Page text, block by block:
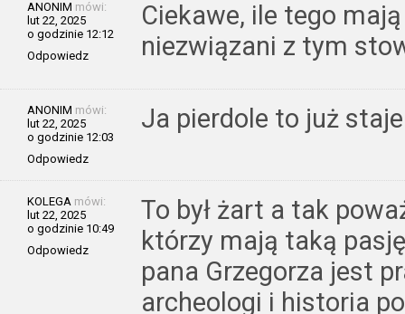
ANONIM mówi:
lut 22, 2025
o godzinie 12:12
Odpowiedz
Ciekawe, ile tego
niezwiązani z tym
ANONIM mówi:
lut 22, 2025
o godzinie 12:03
Odpowiedz
Ja pierdole to już
KOLEGA mówi:
lut 22, 2025
o godzinie 10:49
Odpowiedz
To był żart a tak
którzy mają taką
pana Grzegorza jest
archeologi i historia